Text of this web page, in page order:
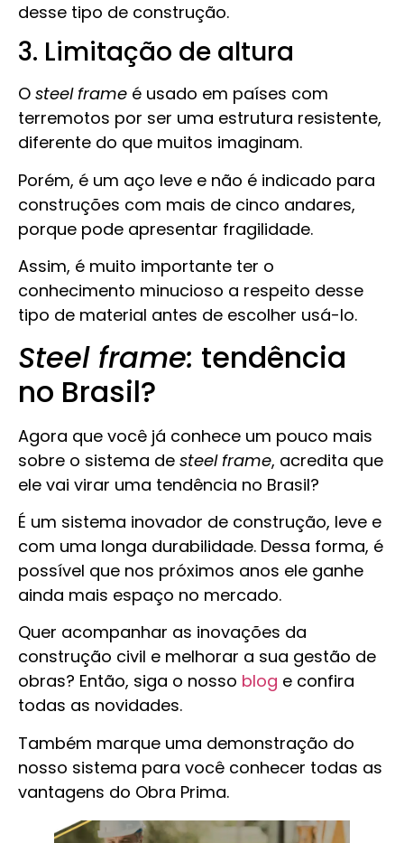
desse tipo de construção.
3. Limitação de altura
O steel frame é usado em países com
terremotos por ser uma estrutura resistente,
diferente do que muitos imaginam.
Porém, é um aço leve e não é indicado para
construções com mais de cinco andares,
porque pode apresentar fragilidade.
Assim, é muito importante ter o
conhecimento minucioso a respeito desse
tipo de material antes de escolher usá-lo.
Steel frame: tendência
no Brasil?
Agora que você já conhece um pouco mais
sobre o sistema de steel frame, acredita que
ele vai virar uma tendência no Brasil?
É um sistema inovador de construção, leve e
com uma longa durabilidade. Dessa forma, é
possível que nos próximos anos ele ganhe
ainda mais espaço no mercado.
Quer acompanhar as inovações da
construção civil e melhorar a sua gestão de
obras? Então, siga o nosso blog e confira
todas as novidades.
Também marque uma demonstração do
nosso sistema para você conhecer todas as
vantagens do Obra Prima.